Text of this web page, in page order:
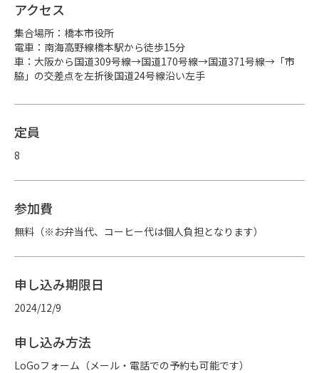
アクセス
集合場所：橋本市役所
電車：南海高野線橋本駅から徒歩15分
車：大阪から国道309号線→国道170号線→国道371号線→「市
脇」の交差点を左折後国道24号線沿い左手
定員
8
参加費
無料（※お弁当代、コーヒー代は個人負担となります）
申し込み期限日
2024/12/9
申し込み方法
LoGoフォーム（メール・電話での予約も可能です）